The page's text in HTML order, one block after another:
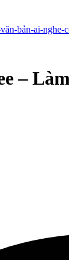
bản-ai-nghe-
–